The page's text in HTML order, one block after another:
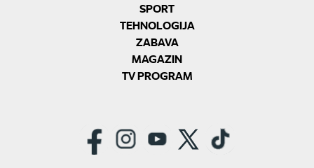
SPORT
TEHNOLOGIJA
ZABAVA
MAGAZIN
TV PROGRAM